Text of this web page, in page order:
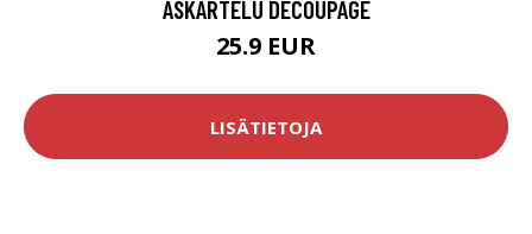
ASKARTELU DECOUPAGE
25.9 EUR
LISÄTIETOJA